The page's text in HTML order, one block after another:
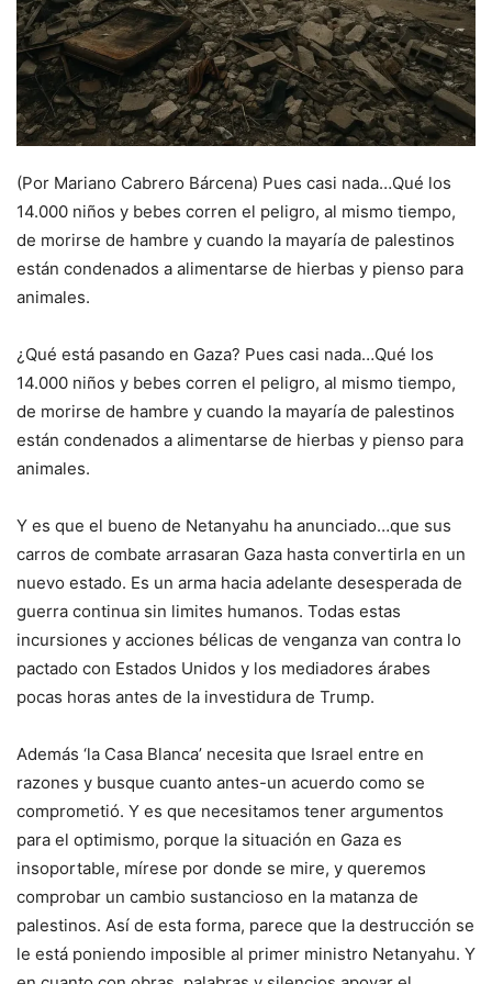
(Por Mariano Cabrero Bárcena) Pues casi nada…Qué los
14.000 niños y bebes corren el peligro, al mismo tiempo,
de morirse de hambre y cuando la mayaría de palestinos
están condenados a alimentarse de hierbas y pienso para
animales.
¿Qué está pasando en Gaza? Pues casi nada…Qué los
14.000 niños y bebes corren el peligro, al mismo tiempo,
de morirse de hambre y cuando la mayaría de palestinos
están condenados a alimentarse de hierbas y pienso para
animales.
Y es que el bueno de Netanyahu ha anunciado…que sus
carros de combate arrasaran Gaza hasta convertirla en un
nuevo estado. Es un arma hacia adelante desesperada de
guerra continua sin limites humanos. Todas estas
incursiones y acciones bélicas de venganza van contra lo
pactado con Estados Unidos y los mediadores árabes
pocas horas antes de la investidura de Trump.
Además ‘la Casa Blanca’ necesita que Israel entre en
razones y busque cuanto antes-un acuerdo como se
comprometió. Y es que necesitamos tener argumentos
para el optimismo, porque la situación en Gaza es
insoportable, mírese por donde se mire, y queremos
comprobar un cambio sustancioso en la matanza de
palestinos. Así de esta forma, parece que la destrucción se
le está poniendo imposible al primer ministro Netanyahu. Y